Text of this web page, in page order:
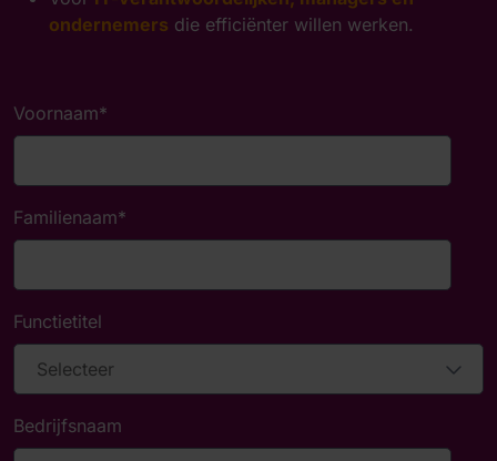
ondernemers die efficiënter willen werken.
Voornaam*
Familienaam*
Functietitel
Bedrijfsnaam